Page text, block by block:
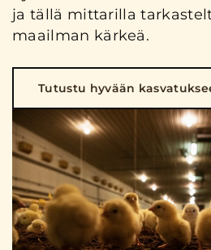
ja tällä mittarilla
maailman kärkeä.
Tutustu hyvään